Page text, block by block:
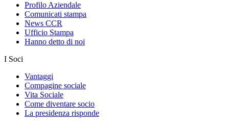
Profilo Aziendale
Comunicati stampa
News CCR
Ufficio Stampa
Hanno detto di noi
I Soci
Vantaggi
Compagine sociale
Vita Sociale
Come diventare socio
La presidenza risponde